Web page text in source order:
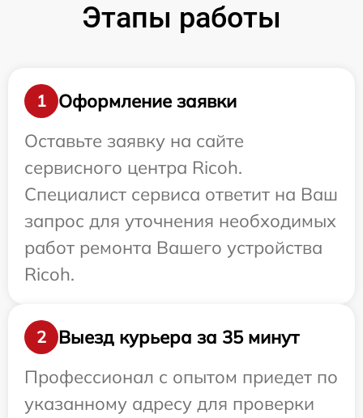
Этапы работы
1
Оформление заявки
Оставьте заявку на сайте
сервисного центра Ricoh.
Специалист сервиса ответит на Ваш
запрос для уточнения необходимых
работ ремонта Вашего устройства
Ricoh.
2
Выезд курьера за 35 минут
Профессионал с опытом приедет по
указанному адресу для проверки